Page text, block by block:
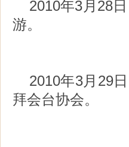
2010年3月28
游。
2010年3月29
拜会台协会。